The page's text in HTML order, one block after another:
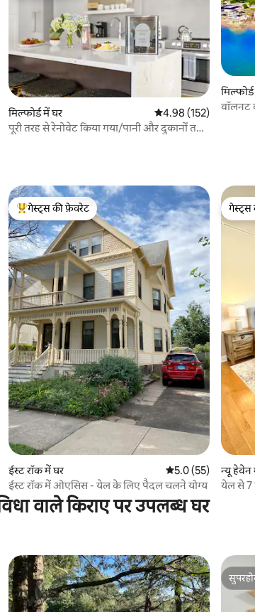
4.99, 159 समीक्षाएँ
मिल्फोर्ड में घर औसत रेटिंग 5 में से 4.98,
4.98 (152)
पूरी तरह से रेनोवेट किया गया/पानी और दुकानों तक
वॉलनट
से 4.92, 12 समीक्षाएँ
गेस्ट्स का टॉप फ़ेवरेट
गेस्ट्स की फ़ेवरेट
ईस्ट रॉक में घर औसत रेटिंग 5 में से 5.0,
5.0 (55)
ईस्ट रॉक में ओएसिस - येल के लिए पैदल चलने योग्य
गेस्ट्स
न्यू हेवेन
येल से 7
वाले किराए पर उपलब्ध घर